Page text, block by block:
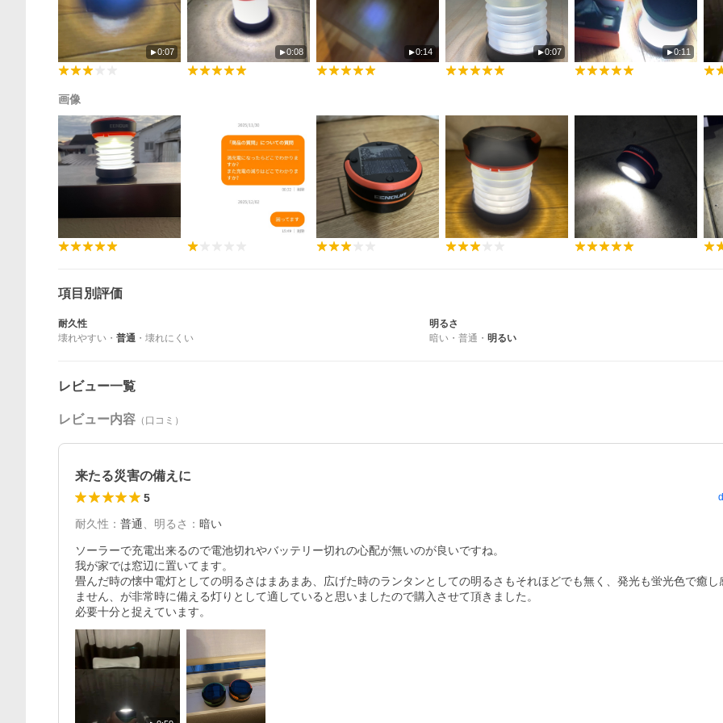
0:07 0:08 0:14 0:07 0:11
画像
項目別評価
耐久性
壊れやすい ・ 普通 ・ 壊れにくい
明るさ
暗い ・ 普通 ・ 明るい
レビュー一覧
レビュー内容 （口コミ）
来たる災害の備えに
5
耐久性 ： 普通 明るさ ： 暗い
ソーラーで充電出来るので電池切れやバッテリー切れの心配が無いのが良いですね。
我が家では窓辺に置いてます。
畳んだ時の懐中電灯としての明るさはまあまあ、広げた時のランタンとしての明るさもそれほどでも無く、発光も蛍光色で癒し
ません、が非常時に備える灯りとして適していると思いましたので購入させて頂きました。
必要十分と捉えています。